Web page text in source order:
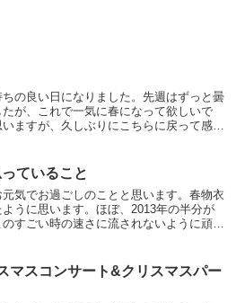
の良い日になりました。先週はずっと曇
が、これで一気に春になって欲しいで
ますが、久しぶりにこちらに戻って感じ
ていること
気でお過ごしのことと思います。春物衣
うに思います。ほぼ、2013年の半分が
すごい時の速さに流されないように頑張
マスコンサート&クリスマスパー